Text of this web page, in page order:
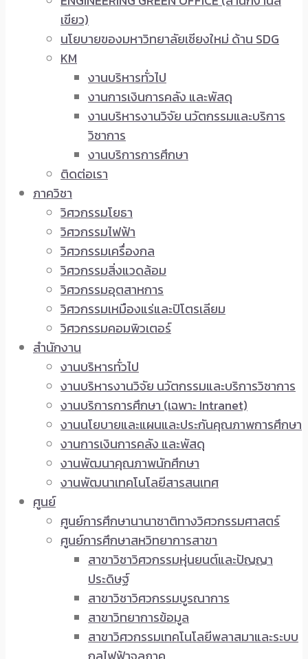
เขียว)
นโยบายของมหาวิทยาลัยเชียงใหม่ ด้าน SDG
KM
งานบริหารทั่วไป
งานการเงินการคลัง และพัสดุ
งานบริหารงานวิจัย นวัตกรรมและบริการ
วิชาการ
งานบริการการศึกษา
ติดต่อเรา
ภาควิชา
วิศวกรรมโยธา
วิศวกรรมไฟฟ้า
วิศวกรรมเครื่องกล
วิศวกรรมสิ่งแวดล้อม
วิศวกรรมอุตสาหการ
วิศวกรรมเหมืองแร่และปิโตรเลียม
วิศวกรรมคอมพิวเตอร์
สำนักงาน
งานบริหารทั่วไป
งานบริหารงานวิจัย นวัตกรรมและบริการวิชาการ
งานบริการการศึกษา (เฉพาะ Intranet)
งานนโยบายและแผนและประกันคุณภาพการศึกษา
งานการเงินการคลัง และพัสดุ
งานพัฒนาคุณภาพนักศึกษา
งานพัฒนาเทคโนโลยีสารสนเทศ
ศูนย์
ศูนย์การศึกษานานาชาติทางวิศวกรรมศาสตร์
ศูนย์การศึกษาสหวิทยาการสาขา
สาขาวิชาวิศวกรรมหุ่นยนต์และปัญญา
ประดิษฐ์
สาขาวิชาวิศวกรรมบูรณาการ
สาขาวิทยาการข้อมูล
สาขาวิศวกรรมเทคโนโลยีพลาสมาและระบบ